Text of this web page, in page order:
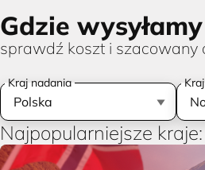
Gdzie wysyłamy
sprawdź koszt i szacowany
Kraj nadania
Najpopularniejsze kraje: